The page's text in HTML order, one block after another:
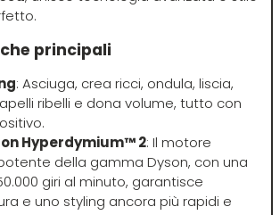
Invisibobble
JOICO
JRL
Jvone Milano
principali
: Asciuga, crea ricci, ondula, liscia,
ribelli e dona volume, tutto con
Hyperdymium™ 2: Il motore
della gamma Dyson, con una
giri al minuto, garantisce
e uno styling ancora più rapidi e